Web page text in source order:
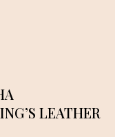
LEATHER